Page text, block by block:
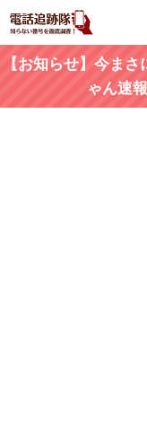
【お知らせ】今ま
ゃん速